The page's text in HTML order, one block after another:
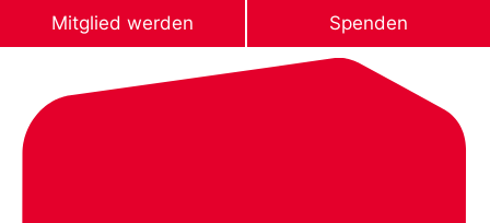
Mitglied werden Spenden